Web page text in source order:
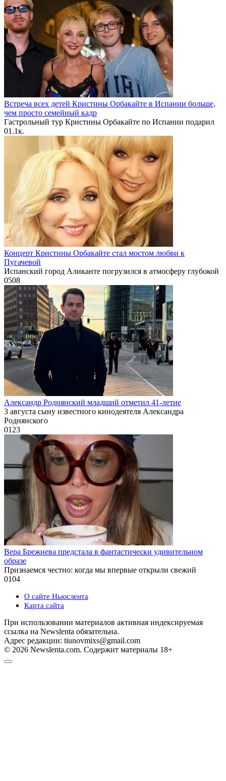
Встреча всех детей Кристины Орбакайте в Испании больше,
чем просто семейный кадр
Гастрольный тур Кристины Орбакайте по Испании подарил
01.1к.
Концерт Кристины Орбакайте стал мостом любви к
Пугачевой
Испанский город Аликанте погрузился в атмосферу глубокой
0508
Александр Роднянский младший отметил 41-летие
3 августа сыну известного кинодеятеля Александра
Роднянского
0123
Вера Брежнева предстала в фантастически удивительном
образе
Признаемся честно: когда мы впервые открыли свежий
0104
О сайте Ньюслента
Карта сайта
При использовании материалов активная индексируемая
ссылка на Newslenta обязательна.
Адрес редакции: tiunovmixs@gmail.com
© 2026 Newslenta.com. Содержит материалы 18+